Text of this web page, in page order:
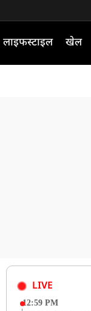
लाइफस्टाइल खेल
LIVE
12:59 PM